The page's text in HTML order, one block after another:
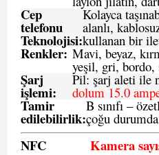
Cep
telefonu
Teknolojisi:
Kolayca
alanlı,
kullanan bir
Renkler: Mavi, beyaz,
yeşil, gri, bordo,
Şarj
işlemi:
Pil: şarj aleti ile
dolum 15.0
Tamir
edilebilirlik:
B sınıfı –
çoğu
NFC Kamera